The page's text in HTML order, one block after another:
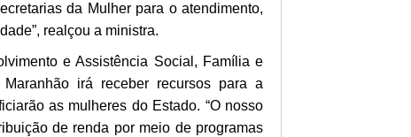
da Mulher para o atendimento,
realçou a ministra.
e Assistência Social, Família e
irá receber recursos para a
as mulheres do Estado. “O nosso
de renda por meio de programas